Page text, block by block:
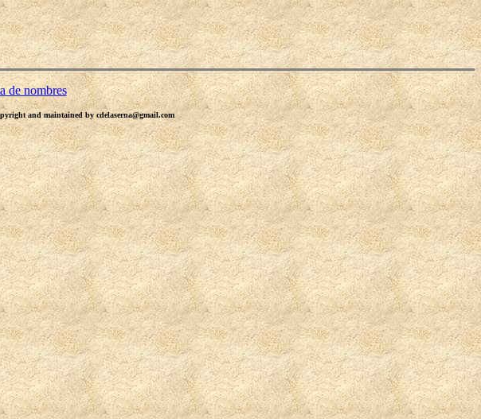
de nombres
and maintained by cdelaserna@gmail.com